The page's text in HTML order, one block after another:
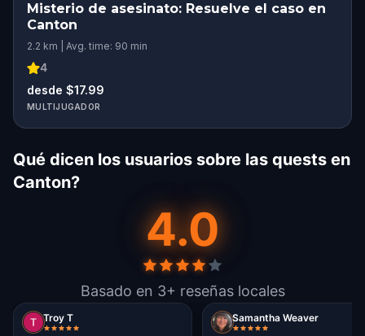
Misterio de asesinato: Resuelve el caso en
Canton
2.2 km | Avg. time: 90 min
4
desde $17.99
MULTIJUGADOR
Qué dicen los usuarios sobre las quests en
Canton?
4.0
Basado en 3+ reseñas locales
Troy T Samantha Weaver